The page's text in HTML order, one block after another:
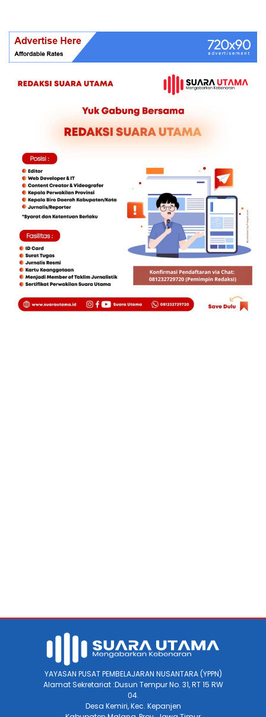
YAYASAN PUSAT PEMBELAJARAN NUSANTARA (YPPN)
Alamat Sekretariat :Dusun Tempur No. 31, RT 15 RW
04.
Desa Kemiri, Kec. Kepanjen